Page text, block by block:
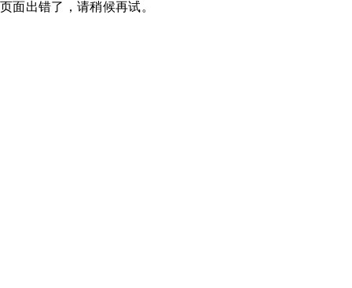
页面出错了，请稍候再试。